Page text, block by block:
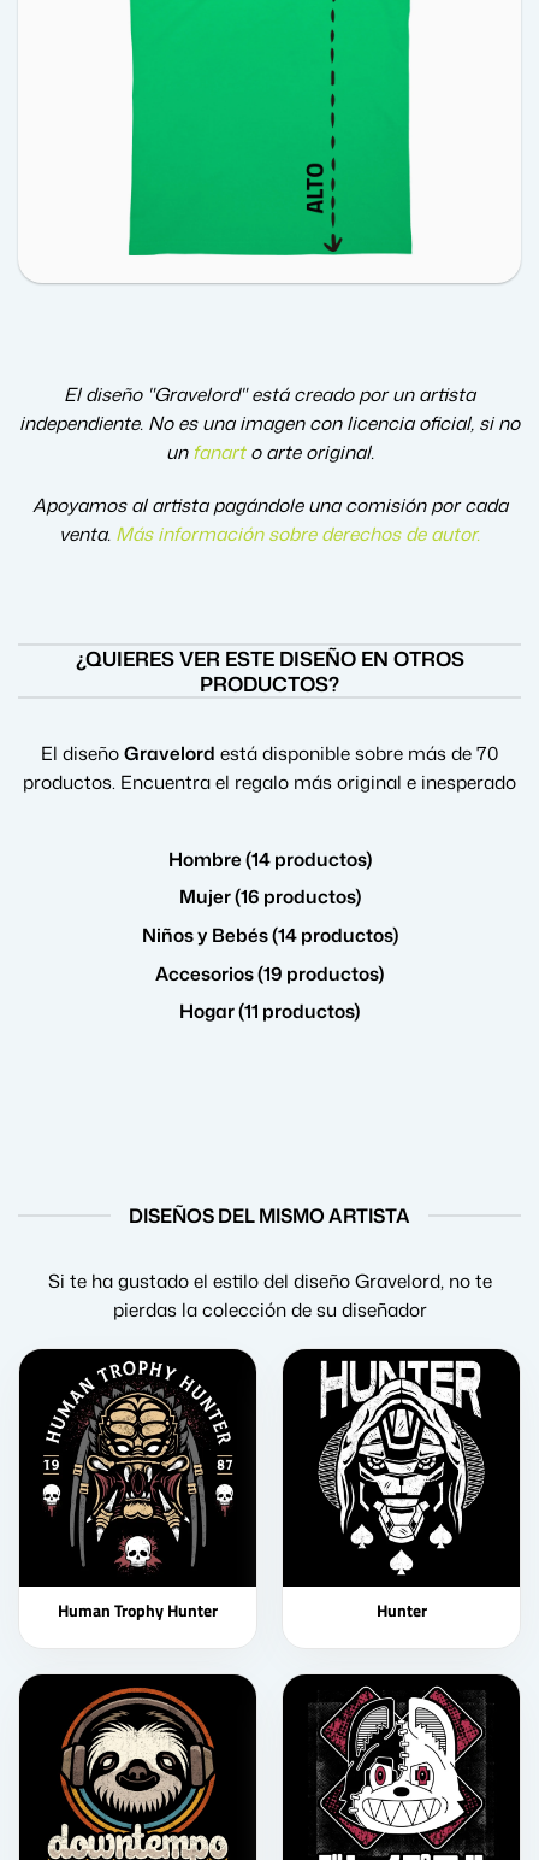
El diseño "Gravelord" está creado por un artista
independiente. No es una imagen con licencia oficial, si no
unfanart o arte original.
Apoyamos al artista pagándole una comisión por cada
venta. Más información sobre derechos de autor.
¿QUIERES VER ESTE DISEÑO EN OTROS
PRODUCTOS?
El diseñoGravelord está disponible sobre más de 70
productos. Encuentra el regalo más original e inesperado
Hombre (14 productos)
Mujer (16 productos)
Niños y Bebés (14 productos)
Accesorios (19 productos)
Hogar (11 productos)
DISEÑOS DEL MISMO ARTISTA
Si te ha gustado el estilo del diseño Gravelord, no te
pierdas la colección de su diseñador
Human Trophy Hunter Hunter